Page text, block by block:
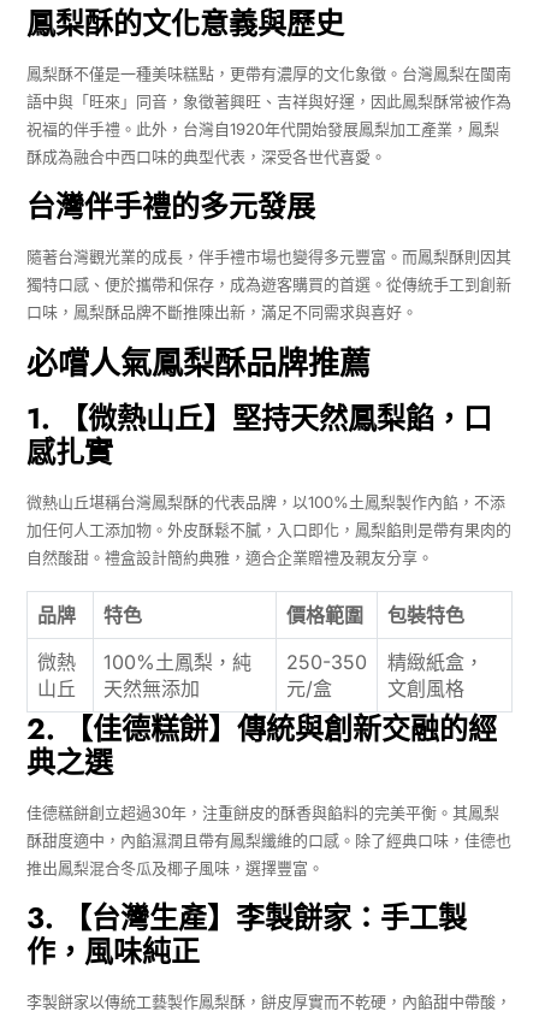
鳳梨酥的文化意義與歷史
鳳梨酥不僅是一種美味糕點，更帶有濃厚的文化象徵。台灣鳳梨在閩南
語中與「旺來」同音，象徵著興旺、吉祥與好運，因此鳳梨酥常被作為
祝福的伴手禮。此外，台灣自1920年代開始發展鳳梨加工產業，鳳梨
酥成為融合中西口味的典型代表，深受各世代喜愛。
台灣伴手禮的多元發展
隨著台灣觀光業的成長，伴手禮市場也變得多元豐富。而鳳梨酥則因其
獨特口感、便於攜帶和保存，成為遊客購買的首選。從傳統手工到創新
口味，鳳梨酥品牌不斷推陳出新，滿足不同需求與喜好。
必嚐人氣鳳梨酥品牌推薦
1. 【微熱山丘】堅持天然鳳梨餡，口
感扎實
微熱山丘堪稱台灣鳳梨酥的代表品牌，以100%土鳳梨製作內餡，不添
加任何人工添加物。外皮酥鬆不膩，入口即化，鳳梨餡則是帶有果肉的
自然酸甜。禮盒設計簡約典雅，適合企業贈禮及親友分享。
品牌 特色 價格範圍
包裝特色
微熱
山丘
100%土鳳梨，純
天然無添加
250-350
元/盒
精緻紙盒，
文創風格
2. 【佳德糕餅】傳統與創新交融的經
典之選
佳德糕餅創立超過30年，注重餅皮的酥香與餡料的完美平衡。其鳳梨
酥甜度適中，內餡濕潤且帶有鳳梨纖維的口感。除了經典口味，佳德也
推出鳳梨混合冬瓜及椰子風味，選擇豐富。
3. 【台灣生產】李製餅家：手工製
作，風味純正
李製餅家以傳統工藝製作鳳梨酥，餅皮厚實而不乾硬，內餡甜中帶酸，